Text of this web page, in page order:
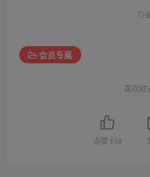
会员专属
喜欢就
点赞 119